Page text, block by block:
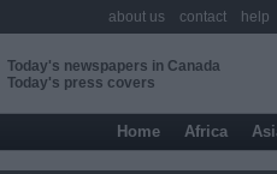
Today's newspapers in Canada
Today's press covers
Home Africa
about us contact help